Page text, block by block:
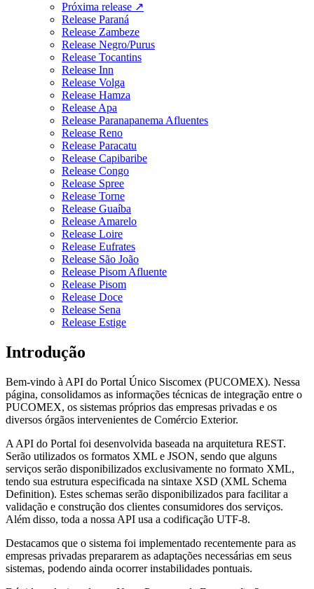
Próxima release ↗
Release Paraná
Release Zambeze
Release Negro/Purus
Release Tocantins
Release Inn
Release Volga
Release Hamza
Release Apa
Release Paranapanema Afluentes
Release Reno
Release Paracatu
Release Capibaribe
Release Congo
Release Spree
Release Torne
Release Guaíba
Release Amarelo
Release Loire
Release Eufrates
Release São João
Release Pisom Afluente
Release Pisom
Release Doce
Release Sena
Release Estige
Introdução
Bem-vindo à API do Portal Único Siscomex (PUCOMEX). Nessa
página, consolidamos as informações técnicas de integração entre o
PUCOMEX, os sistemas próprios das empresas privadas e os
diversos órgãos intervenientes de Comércio Exterior.
A API do Portal foi desenvolvida baseada na arquitetura REST.
Serão utilizados os formatos XML e JSON, sendo que alguns
serviços serão disponibilizados exclusivamente no formato XML,
tendo sua estrutura especificada na sintaxe XSD (XML Schema
Definition). Estes schemas serão disponibilizados para facilitar a
validação e construção dos clientes consumidores dos serviços.
Além disso, toda a nossa API usa a codificação UTF-8.
Destacamos que o sistema foi implementado recentemente para as
empresas privadas prepararem as adaptações necessárias em seus
sistemas, podendo ainda ocorrer instabilidades pontuais.